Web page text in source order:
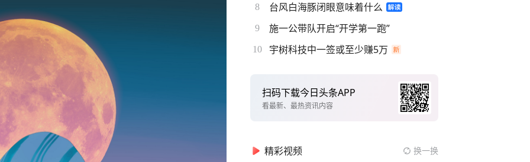
8 台风白海豚闭眼意味着什么
9 施一公带队开启“开学第一跑”
10 宇树科技中一签或至少赚5万
扫码下载今日头条APP
看最新、最热资讯内容
精彩视频 换一换